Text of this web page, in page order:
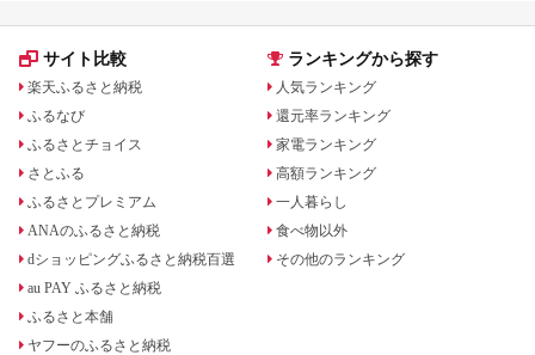
サイト比較
楽天ふるさと納税
ふるなび
ふるさとチョイス
さとふる
ふるさとプレミアム
ANAのふるさと納税
dショッピングふるさと納税百選
au PAY ふるさと納税
ふるさと本舗
ヤフーのふるさと納税
ランキングから探す
人気ランキング
還元率ランキング
家電ランキング
高額ランキング
一人暮らし
食べ物以外
その他のランキング